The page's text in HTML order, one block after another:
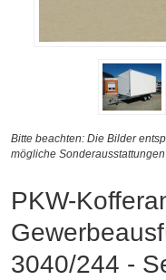
Bitte beachten: Die Bilder
mögliche
PKW-
3040/244 -